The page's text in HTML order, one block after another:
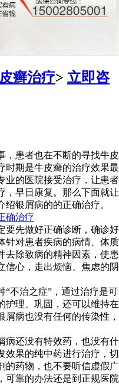
癣治疗> 立即咨
，患者也在不断的寻找牛皮
时期是牛皮癣的治疗效果最
业的医院接受治疗，让患者
，早日康复。那么下面就让
绍银屑病的的正确治疗。
要先做好正确诊断，确诊好
针对患者疾病的病情、体质
去除致病的精神因素，使患
信心，走出烦恼、焦虑的阴
“不治之症”，通过治疗是可
护理、巩固，还可以维持在
病也没有任何的传染性，
病还没有特效药，也没有什
效果的纯中药进行治疗，切
的药物，也不要听信虚假广
可靠的办法还是到正规医院